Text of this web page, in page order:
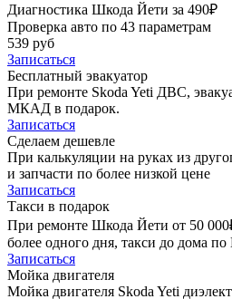
Диагностика Шкода Йети за 490₽
Проверка авто по 43 параметрам
539 руб
Записаться
Бесплатный эвакуатор
При ремонте Skoda Yeti ДВС,
МКАД в подарок.
Записаться
Сделаем дешевле
При калькуляции на руках из
и запчасти по более низкой цене
Записаться
Такси в подарок
При ремонте Шкода Йети от 50
более одного дня, такси до дома
Записаться
Мойка двигателя
Мойка двигателя Skoda Yeti